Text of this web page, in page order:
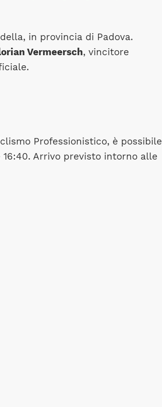
in provincia di Padova.
Vermeersch, vincitore
Professionistico, è possibile
Arrivo previsto intorno alle